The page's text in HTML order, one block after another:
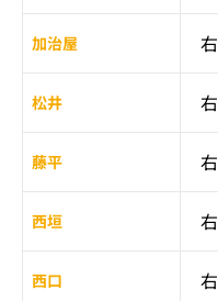
加治屋 右
松井 右
藤平 右
西垣 右
西口 右